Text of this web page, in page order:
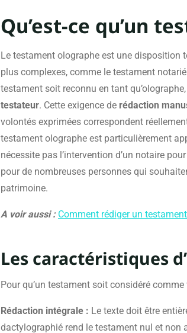
Qu’est-ce qu’un
Le testament olographe est une disposition
plus complexes, comme le testament
testament soit reconnu en tant
testateur. Cette exigence de rédaction
volontés exprimées correspondent
testament olographe est particulièrement
nécessite pas l’intervention d’un notaire
pour de nombreuses personnes qui
patrimoine.
A voir aussi : Comment rédiger un
Les caractéristiques
Pour qu’un testament soit considéré
Rédaction intégrale : Le texte doit être
dactylographié rend le testament nul et non